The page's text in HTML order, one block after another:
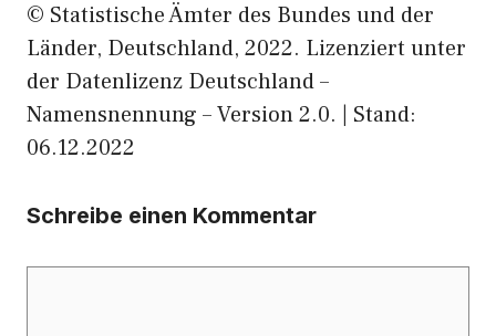
© Statistische Ämter des Bundes und der
Länder, Deutschland, 2022. Lizenziert unter
der Datenlizenz Deutschland –
Namensnennung – Version 2.0. | Stand:
06.12.2022
Schreibe einen Kommentar